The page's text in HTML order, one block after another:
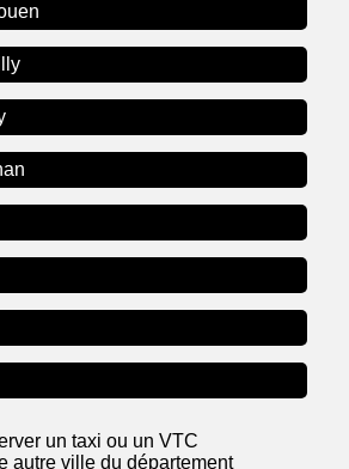
un taxi ou un VTC
autre ville du département